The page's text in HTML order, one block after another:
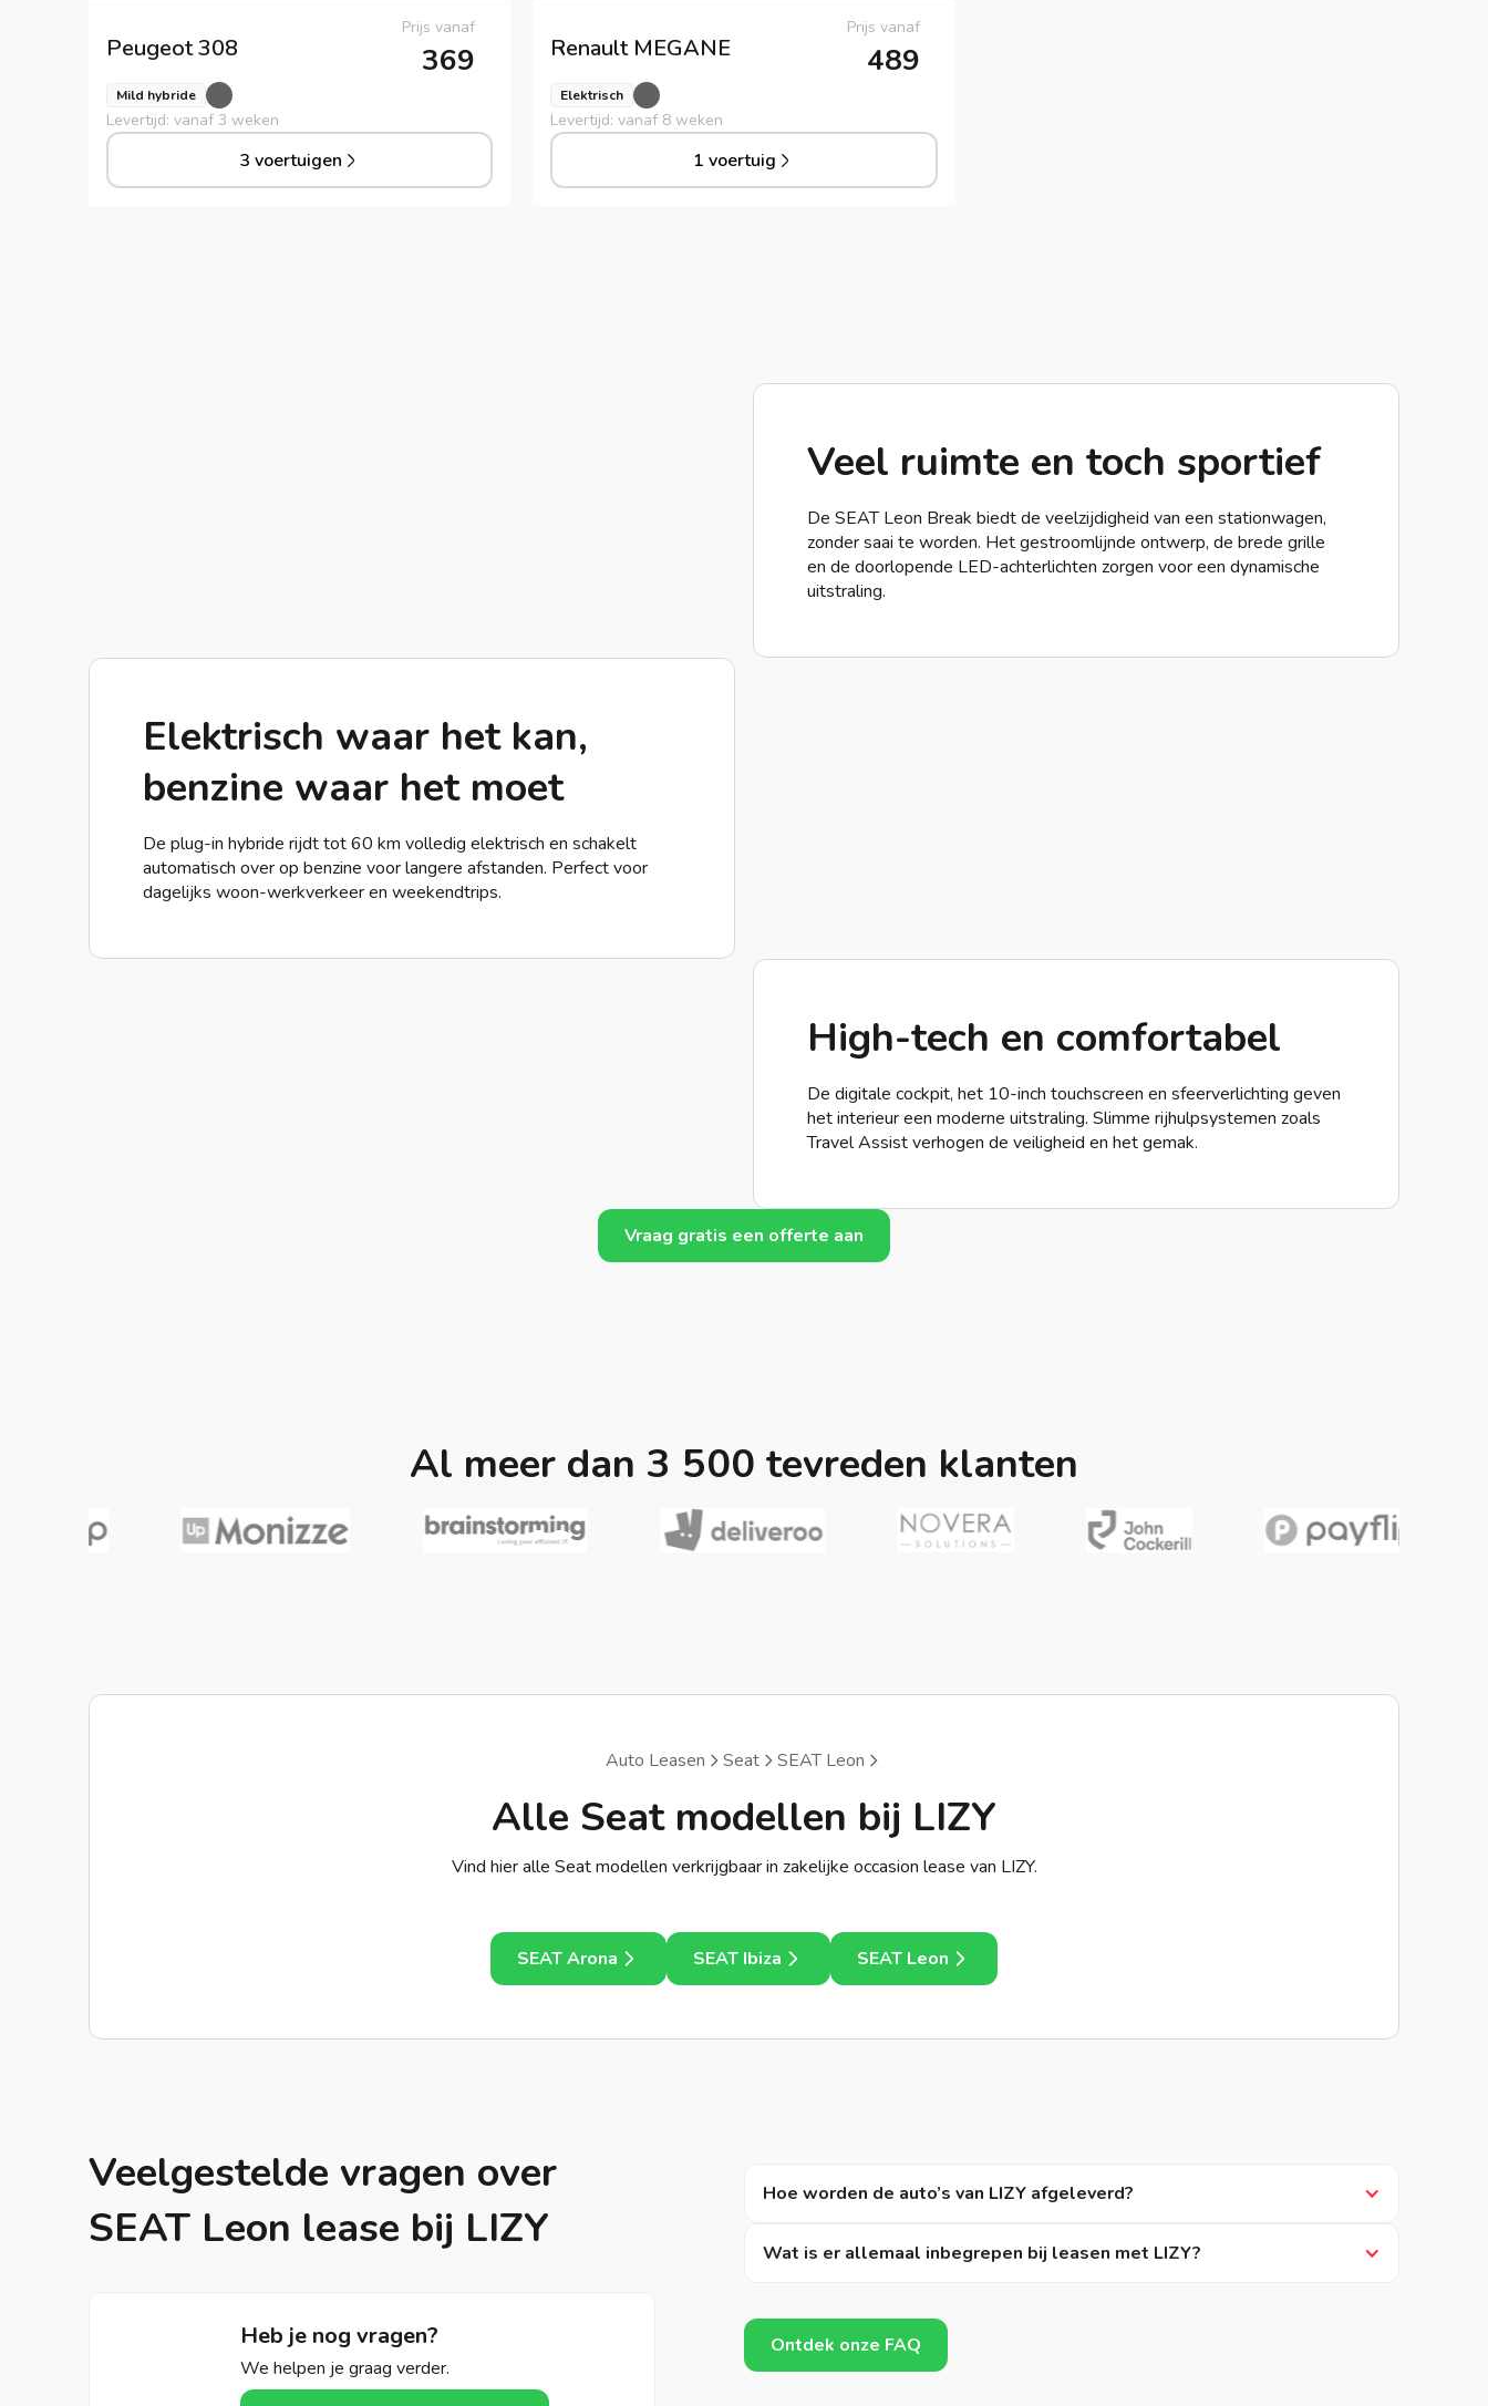
Peugeot308
Prijs vanaf
369
Mild hybride
Levertijd: vanaf 3 weken
3 voertuigen
Renault MEGANE
Prijs vanaf
489
Elektrisch
Levertijd: vanaf 8 weken
1 voertuig
Veel ruimte en toch sportief
De SEAT Leon Break biedt de veelzijdigheid van een stationwagen,
zonder saai te worden. Het gestroomlijnde ontwerp, de brede grille
en de doorlopende LED-achterlichten zorgen voor een dynamische
uitstraling.
Elektrisch waar het kan,
benzine waar het moet
De plug-in hybride rijdt tot 60 km volledig elektrisch en schakelt
automatisch over op benzine voor langere afstanden. Perfect voor
dagelijks woon-werkverkeer en weekendtrips.
High-tech en comfortabel
De digitale cockpit, het 10-inch touchscreen en sfeerverlichting geven
het interieur een moderne uitstraling. Slimme rijhulpsystemen zoals
Travel Assist verhogen de veiligheid en het gemak.
Vraag gratis een offerte aan
Al meer dan 3 500 tevreden klanten
Auto Leasen Seat SEAT Leon
Alle Seat modellen bij LIZY
Vind hier alle Seat modellen verkrijgbaar in zakelijke occasion lease van LIZY.
SEAT Arona SEAT Ibiza SEAT Leon
Veelgestelde vragen over
SEAT Leon lease bij LIZY
Heb je nog vragen?
We helpen je graag verder.
Hoe worden de auto’s van LIZY afgeleverd?
Wat is er allemaal inbegrepen bij leasen met LIZY?
Ontdek onze FAQ